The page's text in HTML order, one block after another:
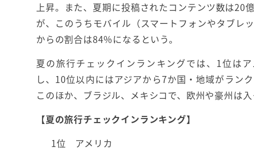
上昇。また、夏期に投稿されたコンテンツ数は20
が、このうちモバイル（スマートフォンやタブレッ
からの割合は84％になるという。
夏の旅行チェックインランキングでは、1位は
し、10位以内にはアジアから7か国・地域がラン
このほか、ブラジル、メキシコで、欧州や豪州は入
【夏の旅行チェックインランキング】
1位 アメリカ